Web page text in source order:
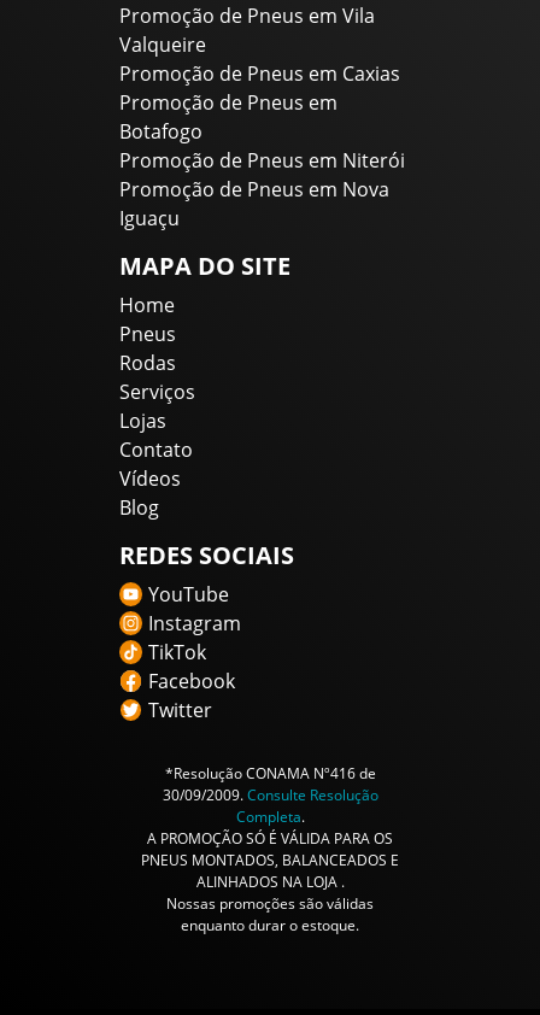
Promoção de Pneus em Vila
Valqueire
Promoção de Pneus em Caxias
Promoção de Pneus em
Botafogo
Promoção de Pneus em Niterói
Promoção de Pneus em Nova
Iguaçu
MAPA DO SITE
Home
Pneus
Rodas
Serviços
Lojas
Contato
Vídeos
Blog
REDES SOCIAIS
YouTube
Instagram
TikTok
Facebook
Twitter
*Resolução CONAMA Nº416 de
30/09/2009.Consulte Resolução
Completa.
A PROMOÇÃO SÓ É VÁLIDA PARA OS
PNEUS MONTADOS, BALANCEADOS E
ALINHADOS NA LOJA .
Nossas promoções são válidas
enquanto durar o estoque.